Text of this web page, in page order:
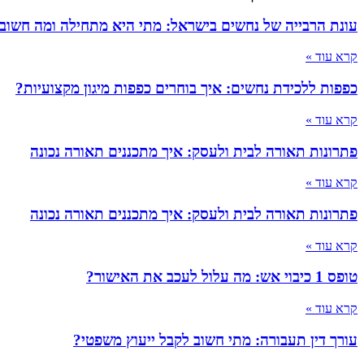
עונת הרבייה של נחשים בישראל: מתי היא מתחילה ומה
קרא עוד »
כפפות ללכידת נחשים: איך בוחרים כפפות מיגון מקצועיות?
קרא עוד »
פתרונות תאורה לבית ולעסק: איך מתכננים תאורה נכונה
קרא עוד »
פתרונות תאורה לבית ולעסק: איך מתכננים תאורה נכונה
קרא עוד »
טופס 1 כיבוי אש: מה עלול לעכב את האישור?
קרא עוד »
עורך דין תעבורה: מתי חשוב לקבל ייעוץ משפטי?